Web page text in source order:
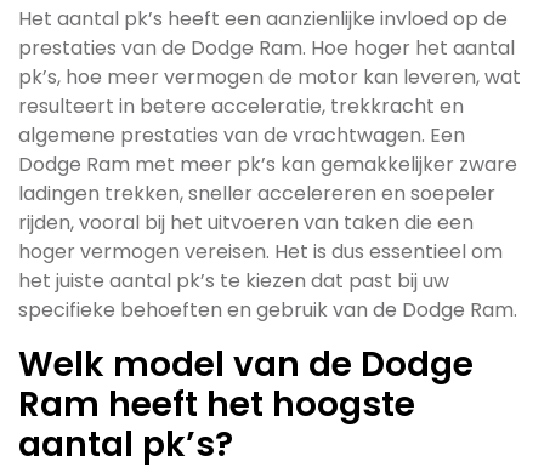
Het aantal pk’s heeft een aanzienlijke invloed op de
prestaties van de Dodge Ram. Hoe hoger het aantal
pk’s, hoe meer vermogen de motor kan leveren, wat
resulteert in betere acceleratie, trekkracht en
algemene prestaties van de vrachtwagen. Een
Dodge Ram met meer pk’s kan gemakkelijker zware
ladingen trekken, sneller accelereren en soepeler
rijden, vooral bij het uitvoeren van taken die een
hoger vermogen vereisen. Het is dus essentieel om
het juiste aantal pk’s te kiezen dat past bij uw
specifieke behoeften en gebruik van de Dodge Ram.
Welk model van de Dodge
Ram heeft het hoogste
aantal pk’s?